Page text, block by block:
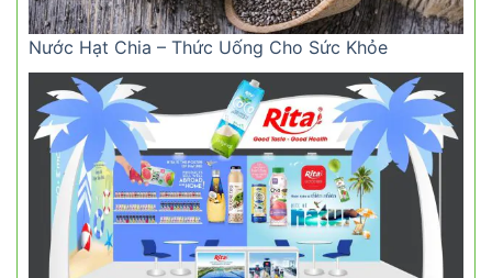
Nước Hạt Chia – Thức Uống Cho Sức Khỏe